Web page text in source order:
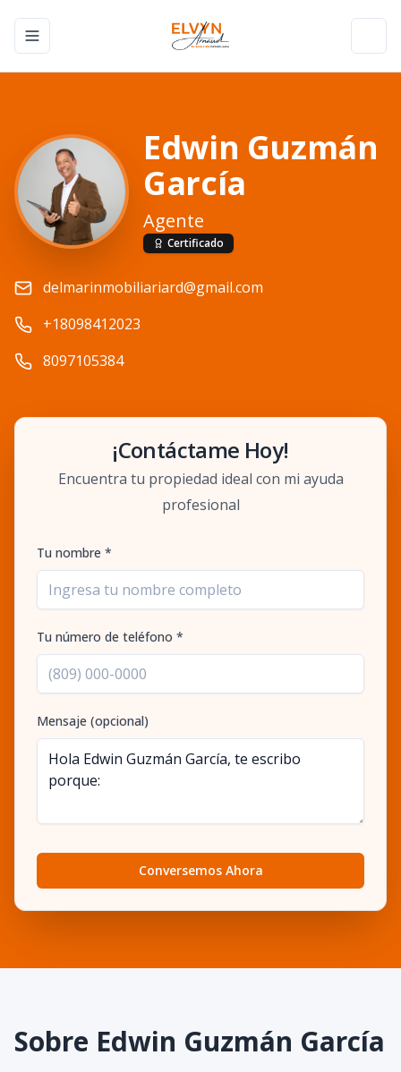
Toggle navigation menu
Edwin Guzmán
García
Agente
Certificado
delmarinmobiliariard@gmail.com
+18098412023
8097105384
¡Contáctame Hoy!
Encuentra tu propiedad ideal con mi ayuda
profesional
Tu nombre *
Tu número de teléfono *
Mensaje (opcional)
Conversemos Ahora
Sobre Edwin Guzmán García